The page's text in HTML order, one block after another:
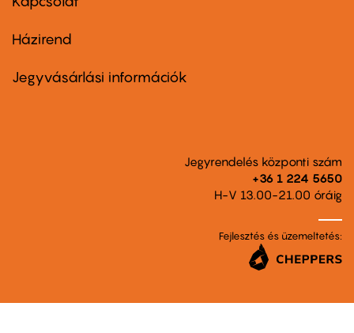
Footer
second
Házirend
Jegyvásárlási információk
Jegyrendelés központi szám
+36 1 224 5650
H-V 13.00-21.00 óráig
Fejlesztés és üzemeltetés: